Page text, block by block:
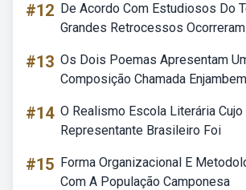
#12 De Acordo Com Estudiosos Do
Grandes Retrocessos Ocorreram
#13 Os Dois Poemas Apresentam
Composição Chamada
#14 O Realismo Escola Literária
Representante Brasileiro Foi
#15 Forma Organizacional E
Com A População Camponesa